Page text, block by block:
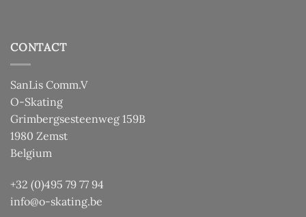
CONTACT
SanLis Comm.V
O-Skating
Grimbergsesteenweg 159B
1980 Zemst
Belgium
+32 (0)495 79 77 94
info@o-skating.be